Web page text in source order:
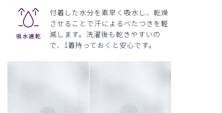
付着した水分を素早く吸水し、乾燥
させることで汗によるべたつきを軽
減します。洗濯後も乾きやすいの
で、1着持っておくと安心です。